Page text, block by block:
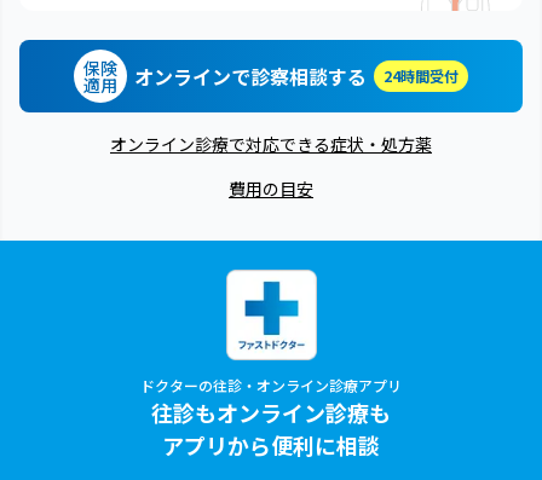
保険
適用 オンラインで診察相談する 24時間受付
オンライン診療で対応できる症状・処方薬
費用の目安
ドクターの往診・オンライン診療アプリ
往診もオンライン診療も
アプリから便利に相談